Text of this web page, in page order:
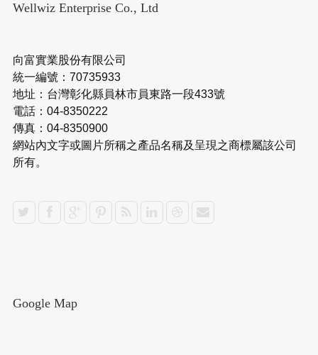
Wellwiz Enterprise Co., Ltd
向富實業股份有限公司
統一編號：70735933
地址：台灣彰化縣員林市員東路一段433號
電話：04-8350222
傳真：04-8350900
網站內文字或圖片所稱之產品名稱及呈現之商標屬該公司
所有。
Google Map